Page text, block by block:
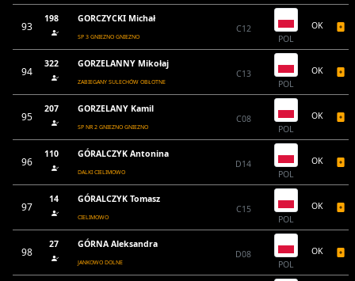
93
198 GORCZYCKI Michał
SP 3 GNIEZNO GNIEZNO
C12
POL
OK
94
322 GORZELANNY Mikołaj
ZABIEGANY SULECHÓW OBŁOTNE
C13
POL
OK
95
207 GORZELANY Kamil
SP NR 2 GNIEZNO GNIEZNO
C08
POL
OK
96
110 GÓRALCZYK Antonina
DALKI CIELIMOWO
D14
POL
OK
97
14 GÓRALCZYK Tomasz
CIELIMOWO
C15
POL
OK
98
27 GÓRNA Aleksandra
JANKOWO DOLNE
D08
POL
OK